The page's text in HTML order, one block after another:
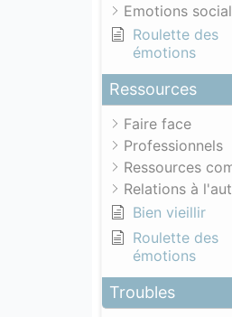
Emotions
Roulette des
émotions
Ressources
Faire face
Professionnels
Ressources
Relations à
Bien vieillir
Roulette des
émotions
Troubles